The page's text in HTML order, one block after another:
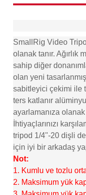
SmallRig Video
olanak tanır.
sahip diğer
olan yeni
sabitleyici çekimi ile
ters katlanır
ayarlamanıza
İhtiyaçlarınızı
tripod 1/4"-20 dişli
için iyi bir arkadaş
Not:
1. Kumlu ve tozlu
2. Maksimum yük